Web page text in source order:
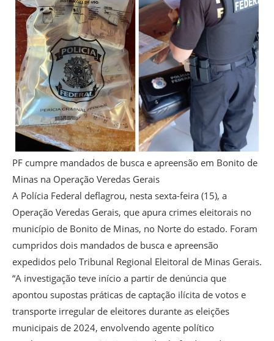
PF cumpre mandados de busca e apreensão em Bonito de
Minas na Operação Veredas Gerais
A Polícia Federal deflagrou, nesta sexta-feira (15), a
Operação Veredas Gerais, que apura crimes eleitorais no
município de Bonito de Minas, no Norte do estado. Foram
cumpridos dois mandados de busca e apreensão
expedidos pelo Tribunal Regional Eleitoral de Minas Gerais.
“A investigação teve início a partir de denúncia que
apontou supostas práticas de captação ilícita de votos e
transporte irregular de eleitores durante as eleições
municipais de 2024, envolvendo agente político